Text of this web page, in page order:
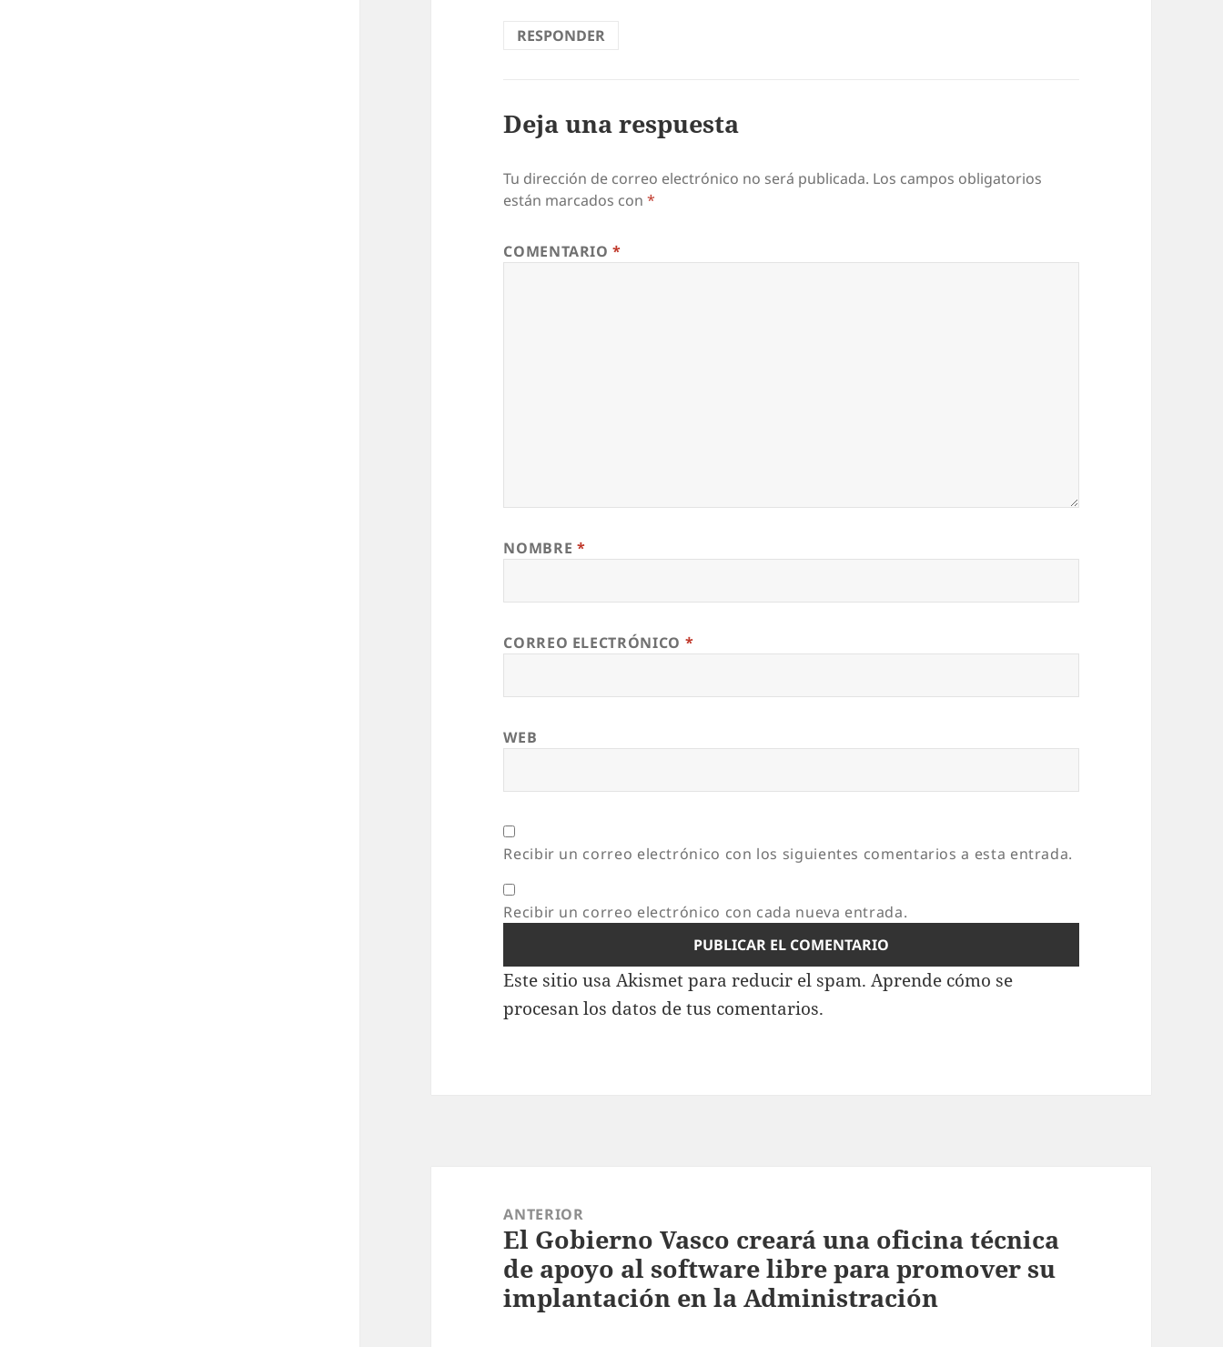
RESPONDER
Deja una respuesta
Tu dirección de correo electrónico no será publicada. Los campos obligatorios
están marcados con*
COMENTARIO*
NOMBRE *
CORREO ELECTRÓNICO *
WEB
Recibir un correo electrónico con los siguientes comentarios a esta entrada.
Recibir un correo electrónico con cada nueva entrada.
Este sitio usa Akismet para reducir el spam.Aprende cómo se
procesan los datos de tus comentarios.
entradas
ANTERIOR
Entrada
anterior:
El Gobierno Vasco creará una oficina técnica
de apoyo al software libre para promover su
implantación en la Administración